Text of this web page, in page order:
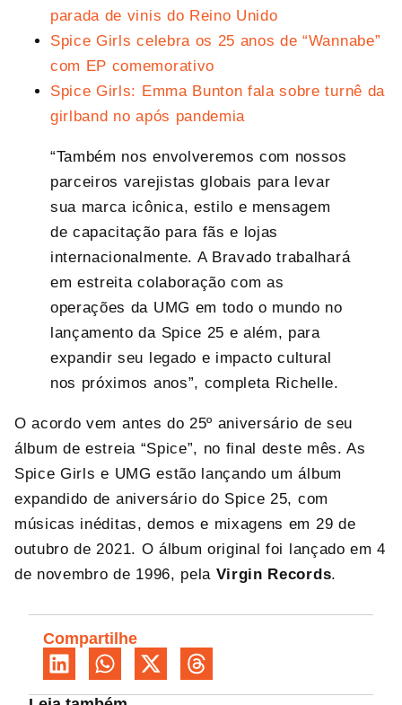
parada de vinis do Reino Unido
Spice Girls celebra os 25 anos de “Wannabe”
com EP comemorativo
Spice Girls: Emma Bunton fala sobre turnê da
girlband no após pandemia
“Também nos envolveremos com nossos
parceiros varejistas globais para levar
sua marca icônica, estilo e mensagem
de capacitação para fãs e lojas
internacionalmente. A Bravado trabalhará
em estreita colaboração com as
operações da UMG em todo o mundo no
lançamento da Spice 25 e além, para
expandir seu legado e impacto cultural
nos próximos anos”, completa Richelle.
O acordo vem antes do 25º aniversário de seu
álbum de estreia “Spice”, no final deste mês. As
Spice Girls e UMG estão lançando um álbum
expandido de aniversário do Spice 25, com
músicas inéditas, demos e mixagens em 29 de
outubro de 2021. O álbum original foi lançado em 4
de novembro de 1996, pela Virgin Records.
Compartilhe